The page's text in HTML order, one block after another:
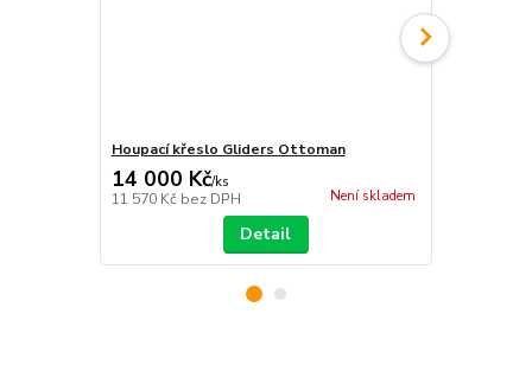
Houpací křeslo Gliders Ottoman
14 000 Kč/ks
11 570 Kč bez DPH Není skladem
Detail